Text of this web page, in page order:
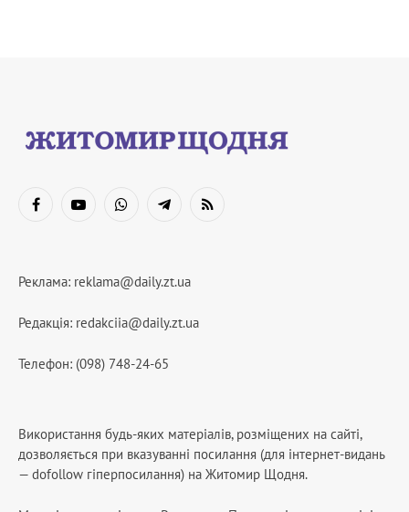
FacebookYouTubeWhatsAppTelegramRSS
Реклама: reklama@daily.zt.ua
Редакція: redakciia@daily.zt.ua
Телефон: (098) 748-24-65
Використання будь-яких матеріалів, розміщених на сайті,
дозволяється при вказуванні посилання (для інтернет-видань
— dofollow гіперпосилання) на Житомир Щодня.